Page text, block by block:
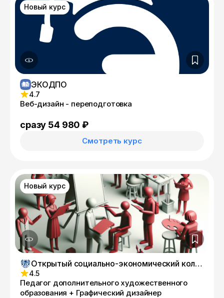
Новый курс
ЭКОДПО
4.7
Веб-дизайн - переподготовка
сразу 54 980 ₽
Смотреть курс
Новый курс
Открытый социально-экономический колледж
4.5
Педагог дополнительного художественного
образования + Графический дизайнер